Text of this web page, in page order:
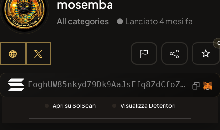
MBERS
Boss cat BCT
#2505
🔎 RICERCA
RECENTE
moneta
mosemba
All categories ● Lanciato 4 mesi fa
FoghUW85nkyd79Dk9AaJsEfq8ZdCfoZSkVJBkgZCSpGv
Apri su SolScan Visualizza Detentori